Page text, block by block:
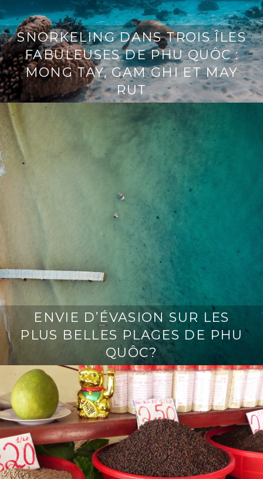
SNORKELING DANS TROIS ÎLES
FABULEUSES DE PHU QUÔC :
MONG TAY, GAM GHI ET MAY
RUT
ENVIE D’ÉVASION SUR LES
PLUS BELLES PLAGES DE PHU
QUÔC?